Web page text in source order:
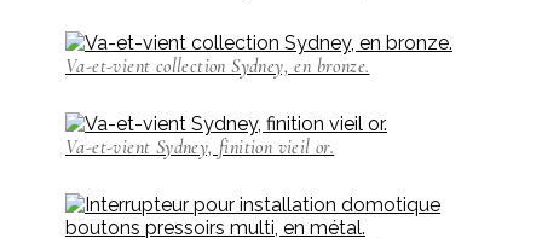
Va-et-vient collection Sydney, en bronze.
Va-et-vient Sydney, finition vieil or.